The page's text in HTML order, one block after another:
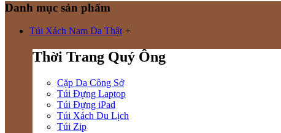
Danh mục sản phẩm
Túi Xách Nam Da Thật +
Thời Trang Quý Ông
Cặp Da Công Sở
Túi Đựng Laptop
Túi Đựng iPad
Túi Xách Du Lịch
Túi Zip